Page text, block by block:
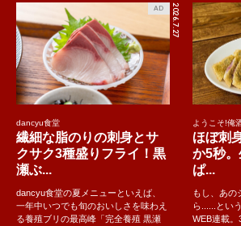
2026.7.27
AD
dancyu食堂
繊細な脂のりの刺身とサ
クサク3種盛りフライ！黒
瀬ぶ...
dancyu食堂の夏メニューといえば、
一年中いつでも旬のおいしさを味わえ
る養殖ブリの最高峰「完全養殖 黒瀬
ようこそ!俺
ほぼ刺
か5秒
ぱ...
もし、あの
ら......とい
WEB連載